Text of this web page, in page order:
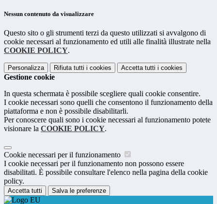
Nessun contenuto da visualizzare
Questo sito o gli strumenti terzi da questo utilizzati si avvalgono di
cookie necessari al funzionamento ed utili alle finalità illustrate nella
COOKIE POLICY.
Personalizza Rifiuta tutti i cookies Accetta tutti i cookies
Gestione cookie
In questa schermata è possibile scegliere quali cookie consentire.
I cookie necessari sono quelli che consentono il funzionamento della
piattaforma e non è possibile disabilitarli.
Per conoscere quali sono i cookie necessari al funzionamento potete
visionare la COOKIE POLICY.
Cookie necessari per il funzionamento
I cookie necessari per il funzionamento non possono essere
disabilitati. È possibile consultare l'elenco nella pagina della cookie
policy.
Accetta tutti Salva le preferenze